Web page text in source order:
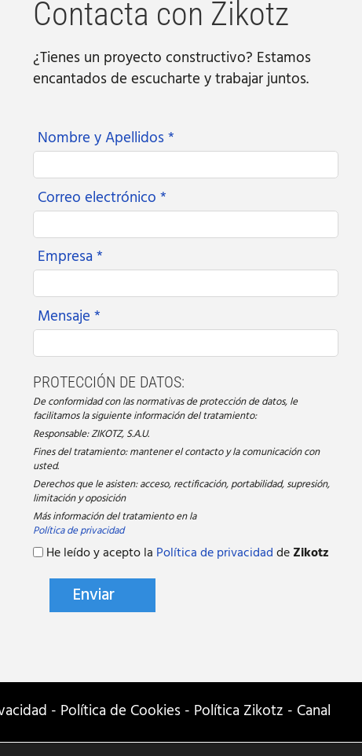
Contacta con Zikotz
¿Tienes un proyecto constructivo? Estamos
encantados de escucharte y trabajar juntos.
Nombre y Apellidos *
Correo electrónico *
Empresa *
Mensaje *
PROTECCIÓN DE DATOS:
De conformidad con las normativas de protección de datos, le
facilitamos la siguiente información del tratamiento:
Responsable: ZIKOTZ, S.A.U.
Fines del tratamiento: mantener el contacto y la comunicación con
usted.
Derechos que le asisten: acceso, rectificación, portabilidad, supresión,
limitación y oposición
Más información del tratamiento en la
Política de privacidad
He leído y acepto la Política de privacidaddeZikotz
- Política de Cookies - Política Zikotz - Canal